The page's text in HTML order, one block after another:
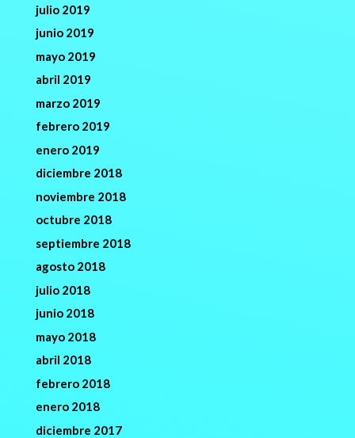
julio 2019
junio 2019
mayo 2019
abril 2019
marzo 2019
febrero 2019
enero 2019
diciembre 2018
noviembre 2018
octubre 2018
septiembre 2018
agosto 2018
julio 2018
junio 2018
mayo 2018
abril 2018
febrero 2018
enero 2018
diciembre 2017